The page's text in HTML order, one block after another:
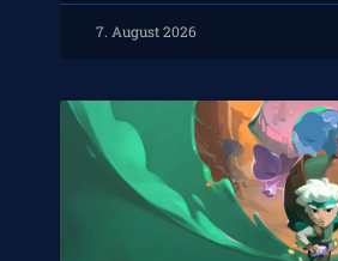
7. August 2026